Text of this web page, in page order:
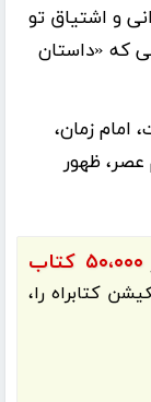
و اشتیاق تو
که «داستان
امام زمان،
عصر، ظهور
۵۰،۰۰۰ کتاب
کتابراهرا،